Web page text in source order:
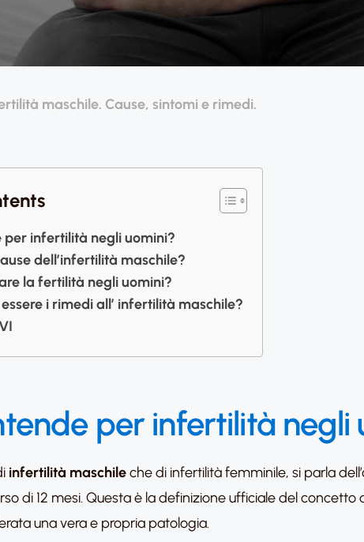
maschile. Cause, sintomi e rimedi.
per infertilità negli uomini?
dell’infertilità maschile?
la fertilità negli uomini?
i rimedi all’ infertilità maschile?
per infertilità negli
infertilità maschileche di infertilità femminile, si parla
di 12 mesi. Questa è la definizione ufficiale del
una vera e propria patologia.